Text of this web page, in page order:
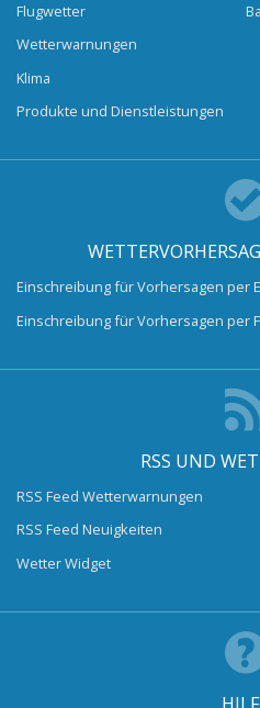
Flugwetter
Wetterwarnungen
Klima
Produkte und Dienstleistungen
Einschreibung für Vorhersagen per
Einschreibung für Vorhersagen per
RSS UND
RSS Feed Wetterwarnungen
RSS Feed Neuigkeiten
Wetter Widget